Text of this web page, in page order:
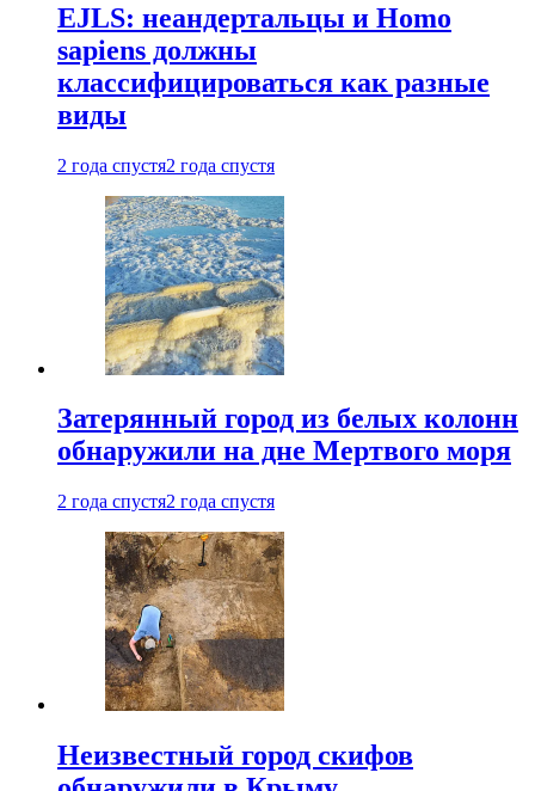
EJLS: неандертальцы и Homo
sapiens должны
классифицироваться как разные
виды
2 года спустя2 года спустя
Затерянный город из белых колонн
обнаружили на дне Мертвого моря
2 года спустя2 года спустя
Неизвестный город скифов